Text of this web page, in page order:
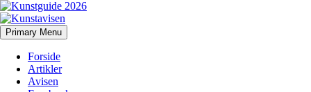
Kunstavisen
Search
Primary Menu Skip
to
Forside
Artikler
Avisen